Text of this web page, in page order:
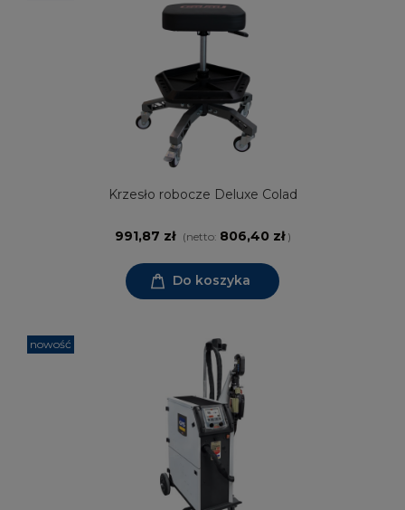
Krzesło robocze Deluxe Colad
991,87 zł (netto: 806,40 zł)
Do koszyka
nowość